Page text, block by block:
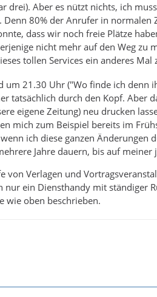
drei). Aber es nützt nichts, ich
80% der Anrufer in normalen
dass wir noch freie Plätze
nicht mehr auf den Weg zu
tollen Services ein anderes Mal
um 21.30 Uhr ("Wo finde ich denn
tatsächlich durch den Kopf. Aber
eigene Zeitung) neu drucken
mich zum Beispiel bereits im
ich diese ganzen
Jahre dauern, bis auf
Verlagen und
ein Diensthandy mit ständiger
wie oben beschrieben.